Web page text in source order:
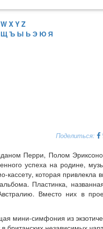
W X Y Z
Щ Ъ Ы Ь Э Ю Я
Поделиться:
Перри, Полом
успеха на родине,
кассету, которая
Пластинка,
Вместо них в
мини-симфония из